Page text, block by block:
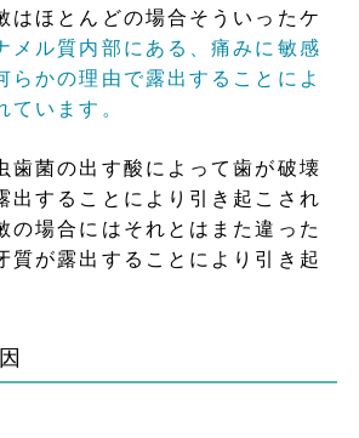
はほとんどの場合そういったケ
メル質内部にある、痛みに敏感
らかの理由で露出することによ
ています。
歯菌の出す酸によって歯が破壊
出することにより引き起こされ
の場合にはそれとはまた違った
質が露出することにより引き起